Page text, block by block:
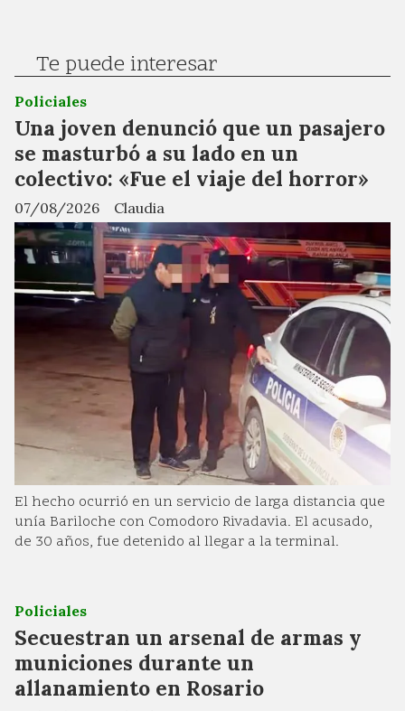
Te puede interesar
Una joven denunció que un pasajero
se masturbó a su lado en un
colectivo: «Fue el viaje del horror»
Claudia
Policiales
07/08/2026
El hecho ocurrió en un servicio de larga distancia que
unía Bariloche con Comodoro Rivadavia. El acusado,
de 30 años, fue detenido al llegar a la terminal.
Secuestran un arsenal de armas y
municiones durante un
allanamiento en Rosario
Policiales